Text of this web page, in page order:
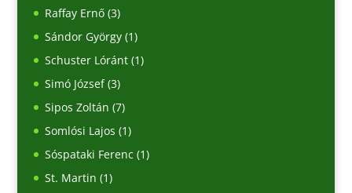
Raffay Ernő(3)
Sándor György(1)
Schuster Lóránt(1)
Simó József(3)
Sipos Zoltán (7)
Somlósi Lajos (1)
Sóspataki Ferenc (1)
St. Martin (1)